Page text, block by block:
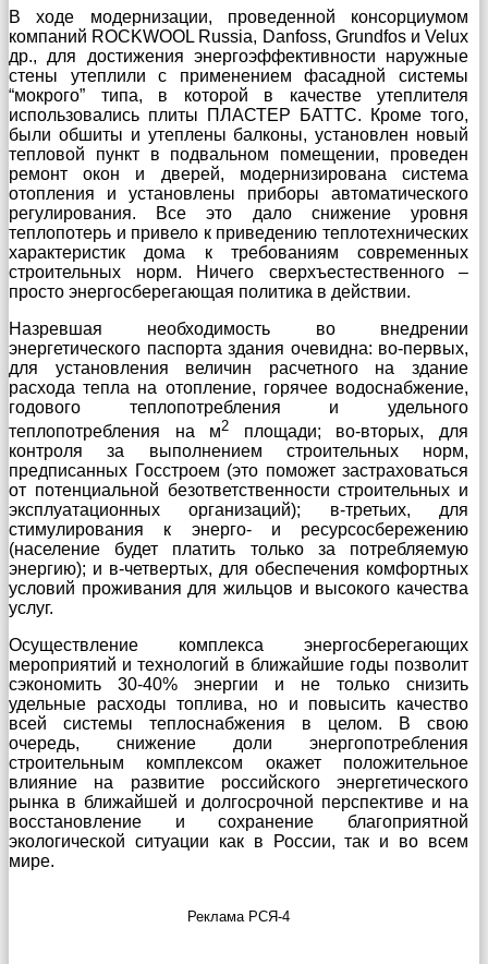
В ходе модернизации, проведенной консорциумом
компаний ROCKWOOL Russia, Danfoss, Grundfos и Velux
др., для достижения энергоэффективности наружные
стены утеплили с применением фасадной системы
“мокрого” типа, в которой в качестве утеплителя
использовались плиты ПЛАСТЕР БАТТС. Кроме того,
были обшиты и утеплены балконы, установлен новый
тепловой пункт в подвальном помещении, проведен
ремонт окон и дверей, модернизирована система
отопления и установлены приборы автоматического
регулирования. Все это дало снижение уровня
теплопотерь и привело к приведению теплотехнических
характеристик дома к требованиям современных
строительных норм. Ничего сверхъестественного –
просто энергосберегающая политика в действии.
Назревшая необходимость во внедрении
энергетического паспорта здания очевидна: во-первых,
для установления величин расчетного на здание
расхода тепла на отопление, горячее водоснабжение,
годового теплопотребления и удельного
теплопотребления на м2 площади; во-вторых, для
контроля за выполнением строительных норм,
предписанных Госстроем (это поможет застраховаться
от потенциальной безответственности строительных и
эксплуатационных организаций); в-третьих, для
стимулирования к энерго- и ресурсосбережению
(население будет платить только за потребляемую
энергию); и в-четвертых, для обеспечения комфортных
условий проживания для жильцов и высокого качества
услуг.
Осуществление комплекса энергосберегающих
мероприятий и технологий в ближайшие годы позволит
сэкономить 30-40% энергии и не только снизить
удельные расходы топлива, но и повысить качество
всей системы теплоснабжения в целом. В свою
очередь, снижение доли энергопотребления
строительным комплексом окажет положительное
влияние на развитие российского энергетического
рынка в ближайшей и долгосрочной перспективе и на
восстановление и сохранение благоприятной
экологической ситуации как в России, так и во всем
мире.
Реклама РСЯ-4